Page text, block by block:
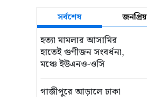
সর্বশেষ জনপ্রিয়
হত্যা মামলার আসামির
হাতেই গুণীজন সংবর্ধনা,
মঞ্চে ইউএনও-ওসি
গাজীপুরে আড়ালে ঢাকা